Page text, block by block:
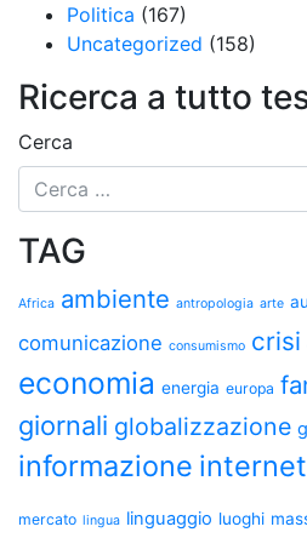
Politica (167)
Uncategorized (158)
Ricerca a tutto
Cerca
TAG
Africa ambiente antropologia arte
comunicazione consumismo crisi
economia energia europa
giornali globalizzazione
informazione internet
mercato lingua linguaggio luoghi